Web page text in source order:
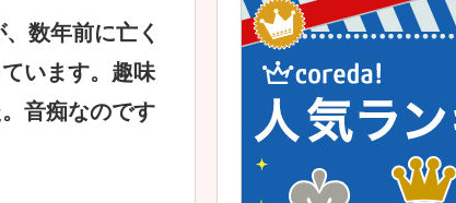
数年前に亡く
います。趣味
音痴なのです